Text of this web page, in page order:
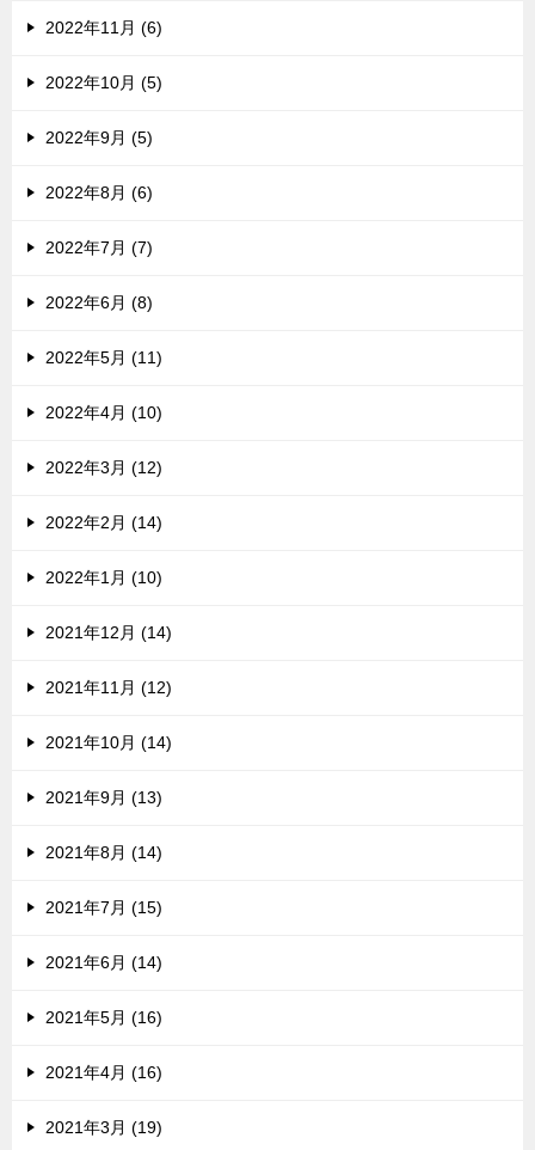
2022年11月 (6)
2022年10月 (5)
2022年9月 (5)
2022年8月 (6)
2022年7月 (7)
2022年6月 (8)
2022年5月 (11)
2022年4月 (10)
2022年3月 (12)
2022年2月 (14)
2022年1月 (10)
2021年12月 (14)
2021年11月 (12)
2021年10月 (14)
2021年9月 (13)
2021年8月 (14)
2021年7月 (15)
2021年6月 (14)
2021年5月 (16)
2021年4月 (16)
2021年3月 (19)